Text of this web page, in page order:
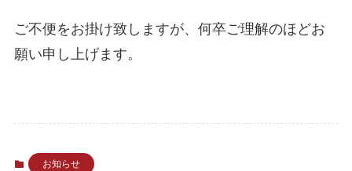
ご不便をお掛け致しますが、何卒ご理解のほどお
願い申し上げます。
お知らせ